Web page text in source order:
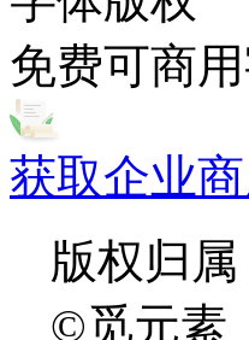
免费可商
获取企业
版权归属
©觅元素